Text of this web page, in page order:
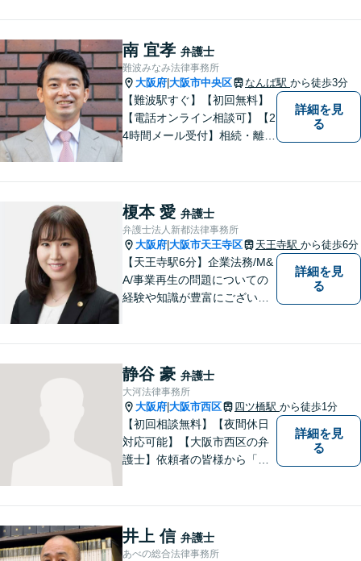
婚・相続といった身の回りの
トラブルから、刑事・詐欺、
公害・行政事件まであらゆる
問題のご相談を承ります。小
さな悩み事でもお気軽にお問
合わせください。
南 宜孝 弁護士
難波みなみ法律事務所
大阪府 大阪市中央区 なんば駅 から徒歩3分
【難波駅すぐ】【初回無料】
【電話オンライン相談可】【2
4時間メール受付】相続・離
身近な弁護士であり続けるよ
う心掛けています。町のお医
者さんにかかる気分でぜひご
相談ください。
詳細を見
る
榎本 愛 弁護士
弁護士法人新都法律事務所
大阪府 大阪市天王寺区 天王寺駅 から徒歩6分
【天王寺駅6分】企業法務/M&
A/事業再生の問題についての
経験や知識が豊富にございま
ください。
詳細を見
る
静谷 豪 弁護士
大河法律事務所
大阪府 大阪市西区 四ツ橋駅 から徒歩1分
【初回相談無料】【夜間休日
対応可能】【大阪市西区の弁
護士】依頼者の皆様から「お
詳細を見
る
井上 信 弁護士
あべの総合法律事務所